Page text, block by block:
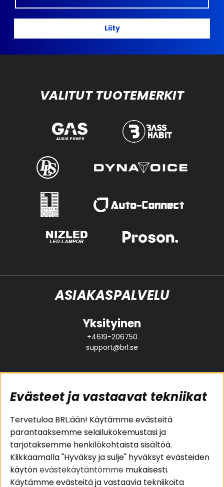
Liity
VALITUT TUOTEMERKIT
ASIAKASPALVELU
Yksityinen
+4619-206750
support@brl.se
Suositut sivut
Pakettiratkaisut
Autostereot
Kaiuttimet
Päätevahvistimet
Asiakaspalvelu
Evästeet
Huolto- ja
takuutiedot
Ostoehdot
Evästeet ja vastaavat tekniikat
Tervetuloa BRL:ään! Käytämme evästeitä
parantaaksemme selailukokemustasi ja
tarjotaksemme henkilökohtaista sisältöä.
Klikkaamalla "Hyväksy ja sulje" hyväksyt evästeiden
käytönevästekäytäntömme mukaisesti.
Käytämme evästeitä ja vastaavia tekniikoita